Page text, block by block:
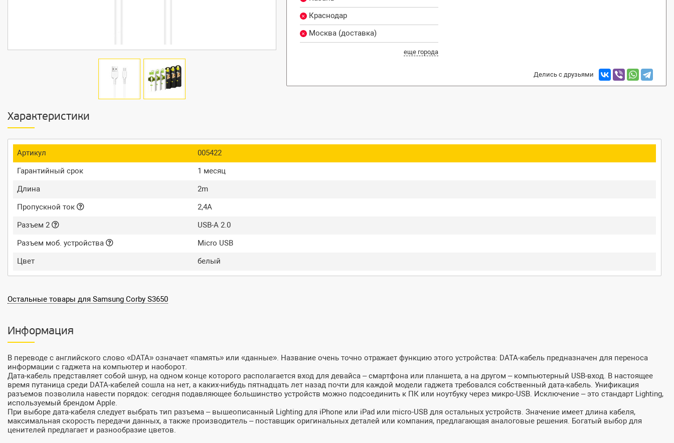
Краснодар
Москва (доставка)
еще города
Делись с друзьями
Характеристики
Артикул
005422
Гарантийный срок
1 месяц
Длина
2m
Пропускной ток
2,4A
Разъем 2
USB-A 2.0
Разъем моб. устройства
Micro USB
Цвет
белый
Остальные товары для Samsung Corby S3650
Информация
В переводе с английского слово «DATA» означает «память» или «данные». Название очень точно отражает функцию этого устройства: DATA-кабель предназначен для переноса
информации с гаджета на компьютер и наоборот.
Дата-кабель представляет собой шнур, на одном конце которого располагается вход для девайса – смартфона или планшета, а на другом – компьютерный USB-вход. В настоящее
время путаница среди DATA-кабелей сошла на нет, а каких-нибудь пятнадцать лет назад почти для каждой модели гаджета требовался собственный дата-кабель. Унификация
разъемов позволила навести порядок: сегодня подавляющее большинство устройств можно подсоединить к ПК или ноутбуку через микро-USB. Исключение – это стандарт Lighting,
используемый брендом Apple.
При выборе дата-кабеля следует выбрать тип разъема – вышеописанный Lighting для iPhone или iPad или micro-USB для остальных устройств. Значение имеет длина кабеля,
максимальная скорость передачи данных, а также производитель – поставщик оригинальных деталей или компания, предлагающая аналоговые решения. Богатый выбор для
ценителей предлагает и разнообразие цветов.